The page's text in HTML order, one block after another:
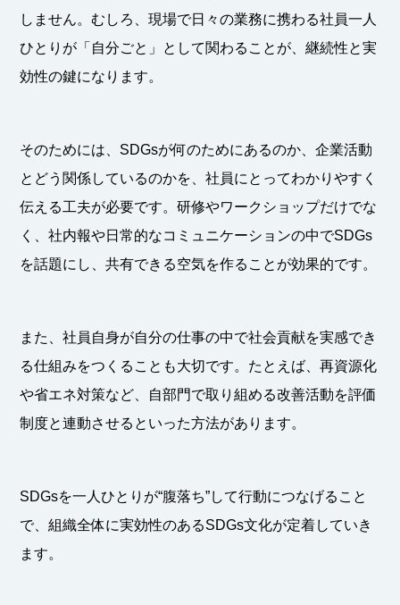
しません。むしろ、現場で日々の業務に携わる社員一人
ひとりが「自分ごと」として関わることが、継続性と実
効性の鍵になります。
そのためには、SDGsが何のためにあるのか、企業活動
とどう関係しているのかを、社員にとってわかりやすく
伝える工夫が必要です。研修やワークショップだけでな
く、社内報や日常的なコミュニケーションの中でSDGs
を話題にし、共有できる空気を作ることが効果的です。
また、社員自身が自分の仕事の中で社会貢献を実感でき
る仕組みをつくることも大切です。たとえば、再資源化
や省エネ対策など、自部門で取り組める改善活動を評価
制度と連動させるといった方法があります。
SDGsを一人ひとりが“腹落ち”して行動につなげること
で、組織全体に実効性のあるSDGs文化が定着していき
ます。